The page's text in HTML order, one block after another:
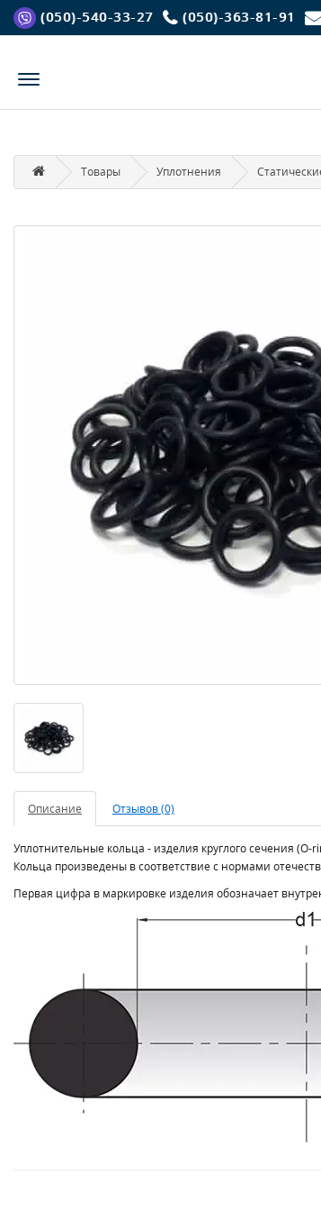
(050)-540-33-27 (050)-363-81-91
Товары Уплотнения
Описание Отзывов (0)
Уплотнительные кольца - изделия круглого сечения
Кольца произведены в соответствие с нормами
Первая цифра в маркировке изделия обозначает